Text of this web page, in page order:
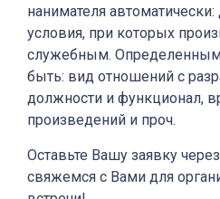
нанимателя
условия, при которых
служебным.
быть: вид отношений с
должности и функционал,
произведений и проч.
Оставьте Вашу заявку
свяжемся с Вами для